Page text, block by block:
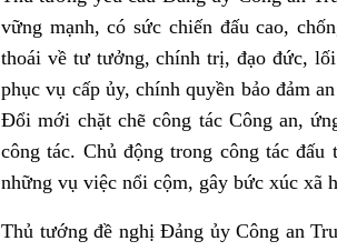
vững mạnh, có sức chiến đấu cao,
thoái về tư tưởng, chính trị, đạo đức,
phục vụ cấp ủy, chính quyền bảo đảm
Đổi mới chặt chẽ công tác Công an,
công tác. Chủ động trong công tác
những vụ việc nổi cộm, gây bức xúc xã
Thủ tướng đề nghị Đảng ủy Công an